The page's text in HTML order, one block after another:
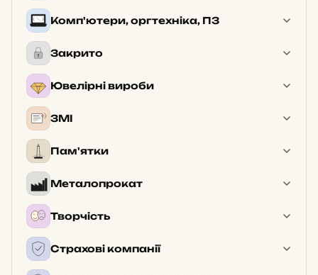
Комп'ютери, оргтехніка, ПЗ
Закрито
Ювелірні вироби
ЗМІ
Пам'ятки
Металопрокат
Творчість
Страхові компанії